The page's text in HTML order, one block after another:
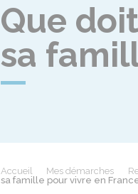
Que
sa
Accueil Mes démarches
sa famille pour vivre en